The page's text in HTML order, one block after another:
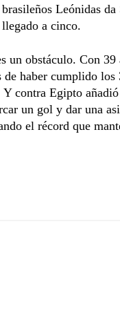
Leónidas
a cinco.
un obstáculo. Con
de haber cumplido
contra Egipto
un gol y dar una
el récord que